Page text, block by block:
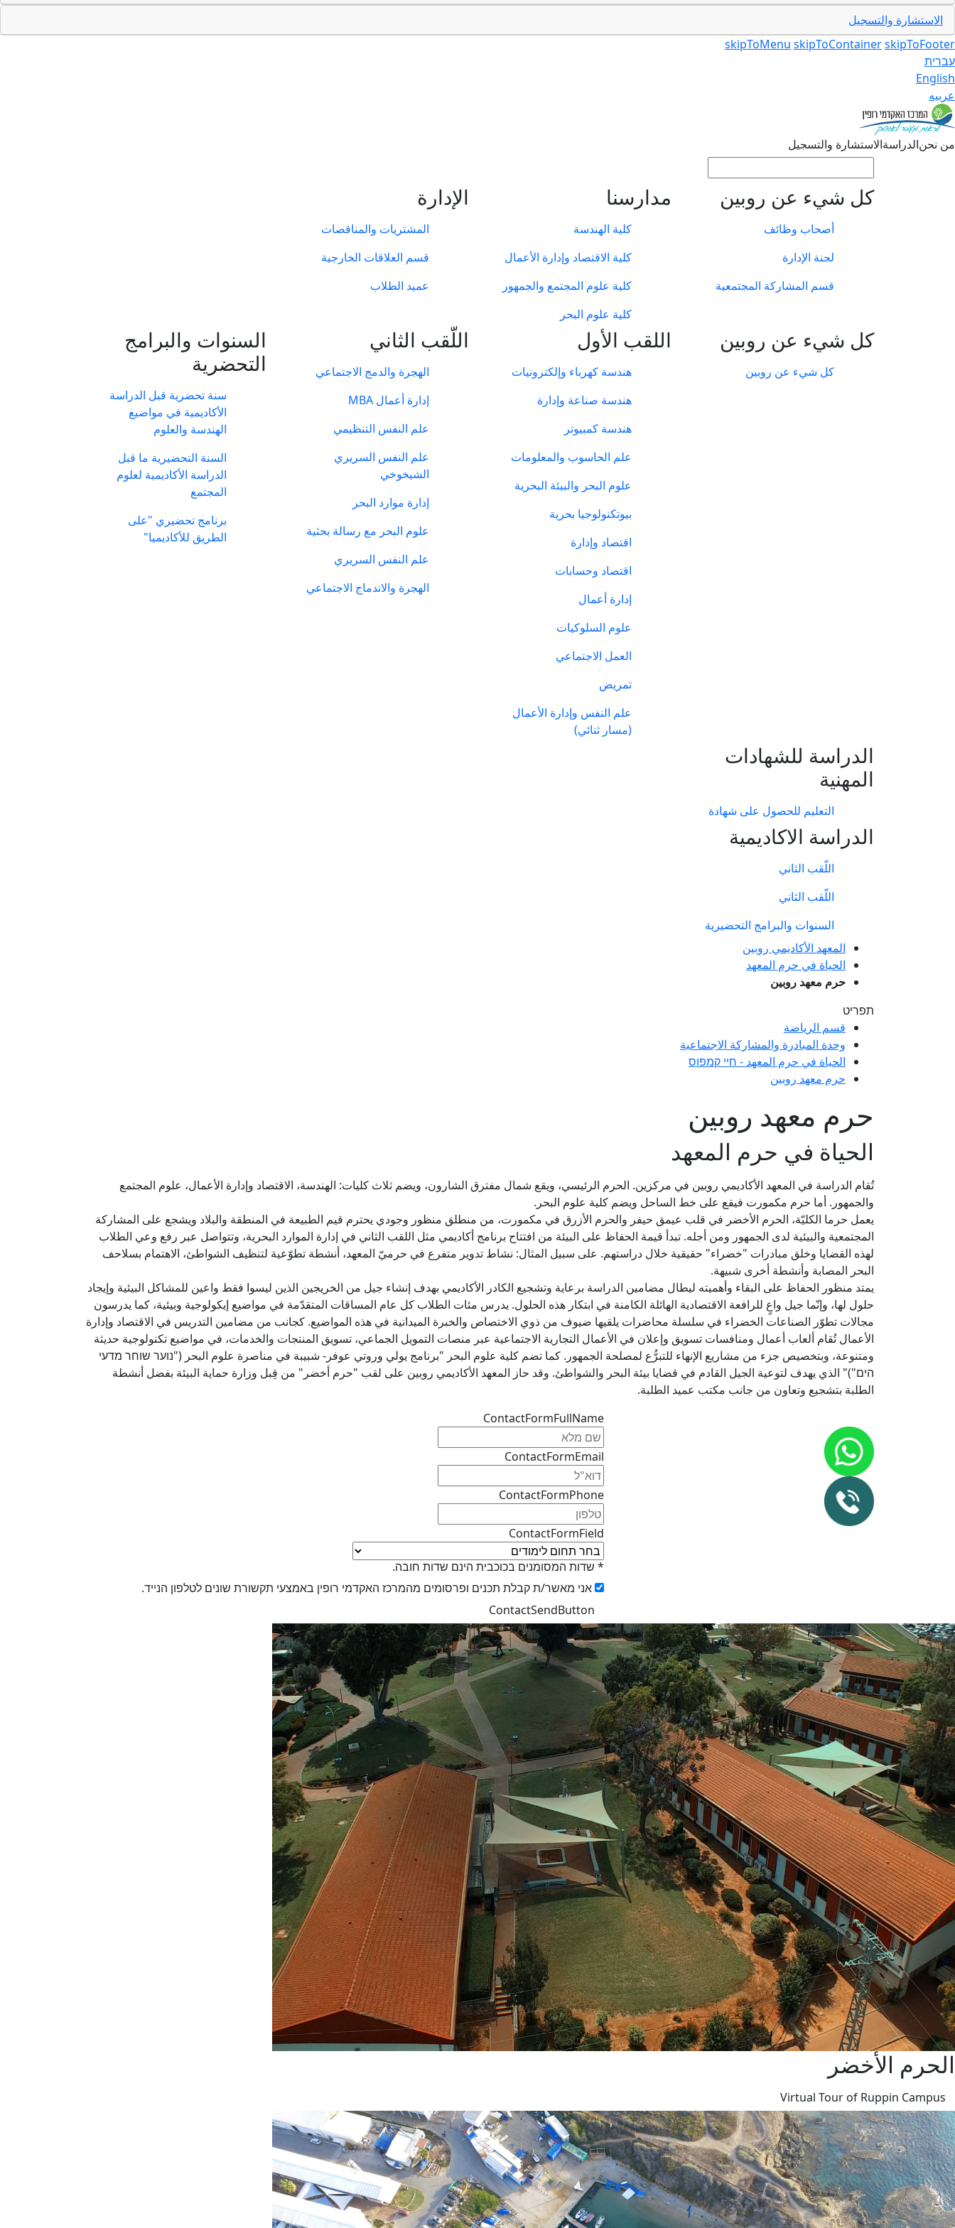
الاستشارة والتسجيل
skipToMenu skipToContainerskipToFooter
עברית
English
عربيه
من نحنالدراسةالاستشارة والتسجيل
كل شيء عن روبين
أصحاب وظائف
لجنة الإدارة
قسم المشاركة المجتمعية
مدارسنا
كلية الهندسة
كلية الاقتصاد وإدارة الأعمال
كلية علوم المجتمع والجمهور
كلية علوم البحر
الإدارة
المشتريات والمناقصات
​​​قسم العلاقات الخارجية
عميد الطلاب
كل شيء عن روبين
كل شيء عن روبين
اللقب الأول
هندسة كهرباء وإلكترونيات
هندسة صناعة وإدارة
هندسة كمبيوتر
علم الحاسوب والمعلومات
علوم البحر والبيئة البحرية
بيوتكنولوجيا بحرية
اقتصاد وإدارة
اقتصاد وحسابات
إدارة أعمال
علوم السلوكيات
العمل الاجتماعي
تمريض
علم النفس وإدارة الأعمال
(مسار ثنائي)
اللّقب الثاني
الهجرة والدمج الاجتماعي
إدارة أعمال MBA
علم النفس التنظيمي
علم النفس السريري
الشيخوخي
إدارة موارد البحر
علوم البحر مع رسالة بحثية
علم النفس السريري
الهجرة والاندماج الاجتماعي
السنوات والبرامج
التحضرية
سنة تحضرية قبل الدراسة
الأكاديمية في مواضيع
الهندسة والعلوم
السنة التحضيرية ما قبل
الدراسة الأكاديمية لعلوم
المجتمع
برنامج تحضيري "على
الطريق للأكاديميا"
الدراسة للشهادات
المهنية
التعليم للحصول على شهادة
الدراسة الاكاديمية
اللّقب الثاني
اللّقب الثاني
السنوات والبرامج التحضيرية
المعهد الأكاديمي روبين
الحياة في حرم المعهد
حرم معهد روبين
תפריט
قسم الرياضة
وحدة المبا​​درة والمشاركة الاجتماعية
الحياة في حرم المعهد - חיי קמפוס
حرم معهد روبين
حرم معهد روبين
الحياة في حرم المعهد
تُقام الدراسة في المعهد الأكاديمي روبين في مركزين. الحرم الرئيسي، ويقع شمال مفترق الشارون، ويضم ثلاث كليات: الهندسة، الاقتصاد وإدارة الأعمال، علوم المجتمع
والجمهور. أما حرم مكمورت فيقع على خط الساحل ويضم كلية علوم البحر.
يعمل حرما الكليّة، الحرم الأخضر في قلب عيمق حيفر والحرم الأزرق في مكمورت، من منطلق منظور وجودي يحترم قيم الطبيعة في المنطقة والبلاد ويشجع على المشاركة
المجتمعية والبيئية لدى الجمهور ومن أجله. تبدأ قيمة الحفاظ على البيئة من افتتاح برنامج أكاديمي مثل اللقب الثاني في إدارة الموارد البحرية، وتتواصل عبر رفع وعي الطلاب
لهذه القضايا وخلق مبادرات "خضراء" حقيقية خلال دراستهم. على سبيل المثال: نشاط تدوير متفرع في حرميّ المعهد، أنشطة تطوّعية لتنظيف الشواطئ، الاهتمام بسلاحف
البحر المصابة وأنشطة أخرى شبيهة.
يمتد منظور الحفاظ على البقاء وأهميته ليطال مضامين الدراسة برعاية وتشجيع الكادر الأكاديمي بهدف إنشاء جيل من الخريجين الذين ليسوا فقط واعين للمشاكل البيئية وإيجاد
حلول لها، وإنّما جيل واعٍ للرافعة الاقتصادية الهائلة الكامنة في ابتكار هذه الحلول. يدرس مئات الطلاب كل عام المساقات المتقدّمة في مواضيع إيكولوجية وبيئية، كما يدرسون
مجالات تطوّر الصناعات الخضراء في سلسلة محاضرات يلقيها ضيوف من ذوي الاختصاص والخبرة الميدانية في هذه المواضيع. كجانب من مضامين التدريس في الاقتصاد وإدارة
الأعمال تُقام ألعاب أعمال ومنافسات تسويق وإعلان في الأعمال التجارية الاجتماعية عبر منصات التمويل الجماعي، تسويق المنتجات والخدمات، في مواضيع تكنولوجية حديثة
ومتنوعة، وبتخصيص جزء من مشاريع الإنهاء للتبرُّع لمصلحة الجمهور. كما تضم كلية علوم البحر "برنامج يولي وروتي عوفر- شبيبة في مناصرة علوم البحر ("נוער שוחר מדעי
הים")" الذي يهدف لتوعية الجيل القادم في قضايا بيئة البحر والشواطئ. وقد حاز المعهد الأكاديمي روبين على لقب "حرم أخضر" من قِبل وزارة حماية البيئة بفضل أنشطة
الطلبة بتشجيع وتعاون من جانب مكتب عميد الطلبة.
ContactFormFullName
ContactFormEmail
ContactFormPhone
ContactFormField
* שדות המסומנים בכוכבית הינם שדות חובה.
אני מאשר/ת קבלת תכנים ופרסומים מהמרכז האקדמי רופין באמצעי תקשורת שונים לטלפון הנייד.
الحرم الأخضر
Virtual Tour of Ruppin Campus